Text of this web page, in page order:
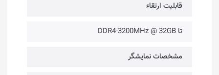
قابلیت ارتقاء
تا DDR4-3200MHz @ 32GB
مشخصات نمایشگر